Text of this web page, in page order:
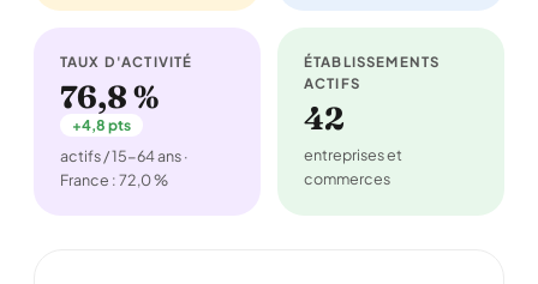
TAUX D'ACTIVITÉ
76,8 %
+4,8 pts
actifs / 15-64 ans ·
France : 72,0 %
ÉTABLISSEMENTS
ACTIFS
42
entreprises et
commerces